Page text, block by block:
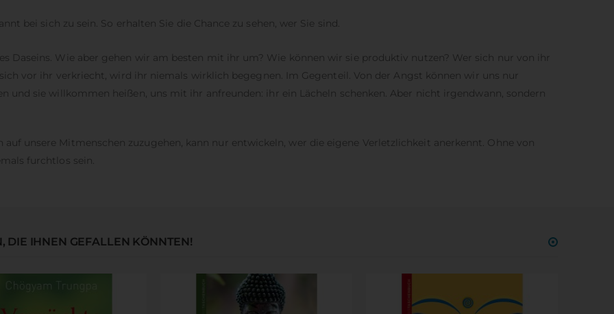
bei sich zu sein. So erhalten Sie die Chance zu sehen, wer Sie sind.
Daseins. Wie aber gehen wir am besten mit ihr um? Wie können wir sie produktiv nutzen? Wer sich nur von ihr
vor ihr verkriecht, wird ihr niemals wirklich begegnen. Im Gegenteil. Von der Angst können wir uns nur
und sie willkommen heißen, uns mit ihr anfreunden: ihr ein Lächeln schenken. Aber nicht irgendwann, sondern
unsere Mitmenschen zuzugehen, kann nur entwickeln, wer die eigene Verletzlichkeit anerkennt. Ohne von
furchtlos sein.
DIE IHNEN GEFALLEN KÖNNTEN!